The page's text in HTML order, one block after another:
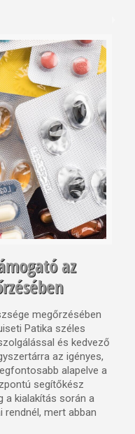
az
megőrzésében
Patika széles
és kedvező
az igényes,
alapelve a
segítőkész
a kialakítás során a
mert abban